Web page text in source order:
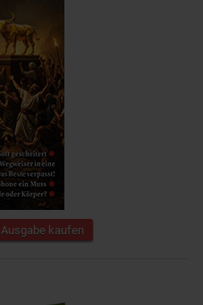
Ausgabe kaufen